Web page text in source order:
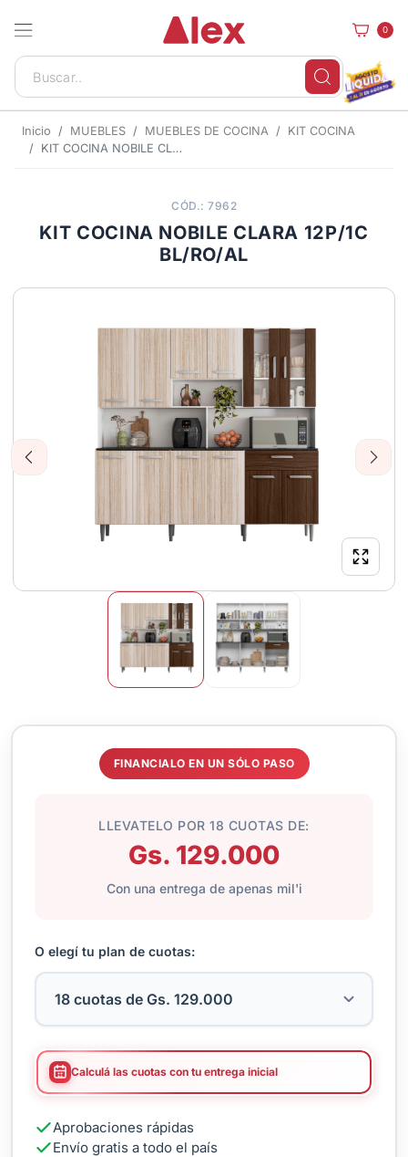
0
Inicio MUEBLES MUEBLES DE COCINA
KIT COCINA
KIT COCINA NOBILE CLARA 12P/1C BL/RO/AL
CÓD.: 7962
KIT COCINA NOBILE CLARA 12P/1C
BL/RO/AL
Previous Next
FINANCIALO EN UN SÓLO PASO
LLEVATELO POR 18 CUOTAS DE:
Gs. 129.000
Con una entrega de apenas mil'i
O elegí tu plan de cuotas:
Calculá las cuotas con tu entrega inicial
Aprobaciones rápidas
Envío gratis a todo el país